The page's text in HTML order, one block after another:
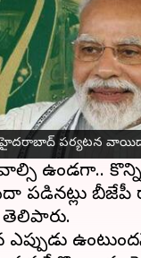
హైదరాబాద్ పర్యటన
2023 09:38 am
నరేంద్రమోదీ
19న
ఉండగా.. కొన్ని
బీజేపీ
ఎప్పుడు